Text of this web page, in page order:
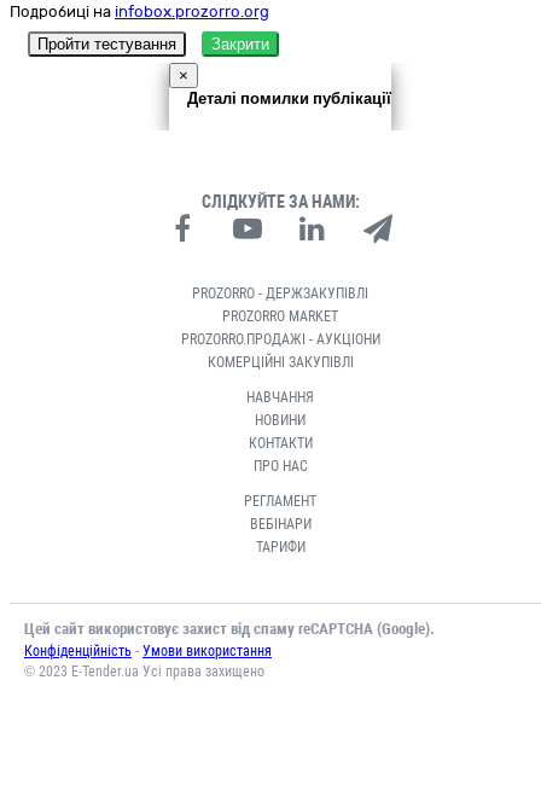
Подробиці на infobox.prozorro.org
Пройти тестування
Закрити
×
Деталі помилки публікації
СЛІДКУЙТЕ ЗА НАМИ:
PROZORRO - ДЕРЖЗАКУПІВЛІ
PROZORRO MARKET
PROZORRO.ПРОДАЖІ - АУКЦІОНИ
КОМЕРЦІЙНІ ЗАКУПІВЛІ
НАВЧАННЯ
НОВИНИ
КОНТАКТИ
ПРО НАС
РЕГЛАМЕНТ
ВЕБІНАРИ
ТАРИФИ
Цей сайт використовує захист від спаму reCAPTCHA (Google).
Конфіденційність - Умови використання
© 2023 E-Tender.ua Усі права захищено